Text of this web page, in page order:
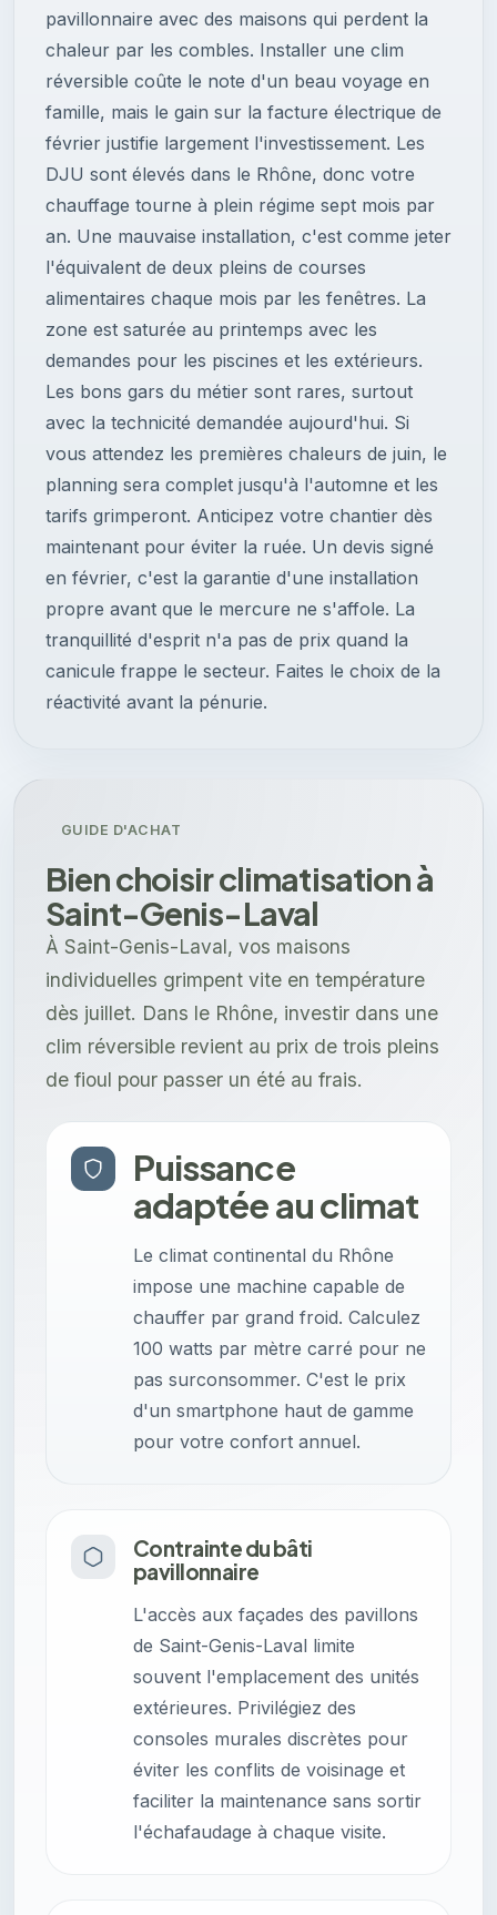
pavillonnaire avec des maisons qui perdent la
chaleur par les combles. Installer une clim
réversible coûte le note d'un beau voyage en
famille, mais le gain sur la facture électrique de
février justifie largement l'investissement. Les
DJU sont élevés dans le Rhône, donc votre
chauffage tourne à plein régime sept mois par
an. Une mauvaise installation, c'est comme jeter
l'équivalent de deux pleins de courses
alimentaires chaque mois par les fenêtres. La
zone est saturée au printemps avec les
demandes pour les piscines et les extérieurs.
Les bons gars du métier sont rares, surtout
avec la technicité demandée aujourd'hui. Si
vous attendez les premières chaleurs de juin, le
planning sera complet jusqu'à l'automne et les
tarifs grimperont. Anticipez votre chantier dès
maintenant pour éviter la ruée. Un devis signé
en février, c'est la garantie d'une installation
propre avant que le mercure ne s'affole. La
tranquillité d'esprit n'a pas de prix quand la
canicule frappe le secteur. Faites le choix de la
réactivité avant la pénurie.
GUIDE D'ACHAT
Bien choisir climatisation à
Saint-Genis-Laval
À Saint-Genis-Laval, vos maisons
individuelles grimpent vite en température
dès juillet. Dans le Rhône, investir dans une
clim réversible revient au prix de trois pleins
de fioul pour passer un été au frais.
Puissance
adaptée au climat
Le climat continental du Rhône
impose une machine capable de
chauffer par grand froid. Calculez
100 watts par mètre carré pour ne
pas surconsommer. C'est le prix
d'un smartphone haut de gamme
pour votre confort annuel.
Contrainte du bâti
pavillonnaire
L'accès aux façades des pavillons
de Saint-Genis-Laval limite
souvent l'emplacement des unités
extérieures. Privilégiez des
consoles murales discrètes pour
éviter les conflits de voisinage et
faciliter la maintenance sans sortir
l'échafaudage à chaque visite.